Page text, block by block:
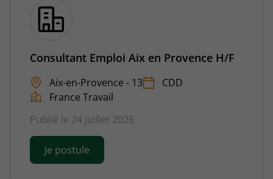
Consultant Emploi Aix en Provence H/F
Aix-en-Provence - 13
CDD
France Travail
Publié le 24 juillet 2026
Je postule